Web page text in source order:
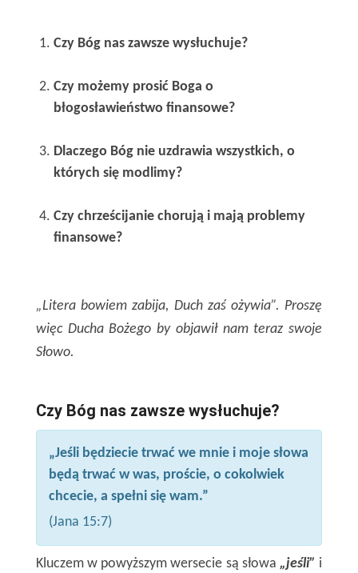
Czy Bóg nas zawsze wysłuchuje?
Czy możemy prosić Boga o
błogosławieństwo finansowe?
Dlaczego Bóg nie uzdrawia wszystkich, o
których się modlimy?
Czy chrześcijanie chorują i mają problemy
finansowe?
„Litera bowiem zabija, Duch zaś ożywia”. Proszę
więc Ducha Bożego by objawił nam teraz swoje
Słowo.
Czy Bóg nas zawsze wysłuchuje?
„Jeśli będziecie trwać we mnie i moje słowa
będą trwać w was, proście, o cokolwiek
chcecie, a spełni się wam.”
(Jana 15:7)
Kluczem w powyższym wersecie są słowa „jeśli” i